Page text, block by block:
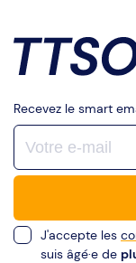
Recevez le smart
J'accepte les
suis âgé·e de